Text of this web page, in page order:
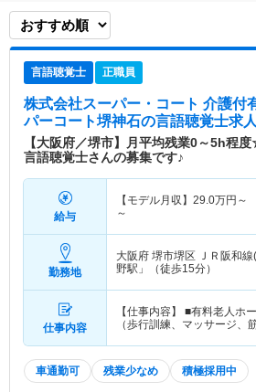
言語聴覚士 正職員
株式会社スーパー・コート 介護付
パーコート堺神石の言語聴覚士求
【大阪府／堺市】月平均残業0～5h程
言語聴覚士さんの募集です♪
給与
【モデル月収】 29.0万円～
～
勤務地
大阪府 堺市堺区 ＪＲ阪和
野駅」（徒歩15分）
仕事内容
【仕事内容】 ■有料老人ホ
（歩行訓練、マッサージ、
車通勤可 残業少なめ 積極採用中